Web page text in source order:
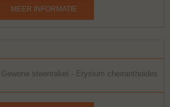
MEER INFORMATIE
Gewone steenraket - Erysium cheiranthoides